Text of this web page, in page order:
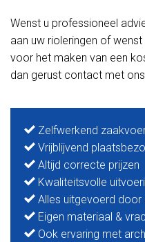
Wenst u professioneel
aan uw rioleringen of
voor het maken van een
dan gerust contact met
Zelfwerkend
Vrijblijvend
Altijd correcte prijzen
Kwaliteitsvolle
Alles uitgevoerd door
Eigen materiaal &
Ook ervaring met